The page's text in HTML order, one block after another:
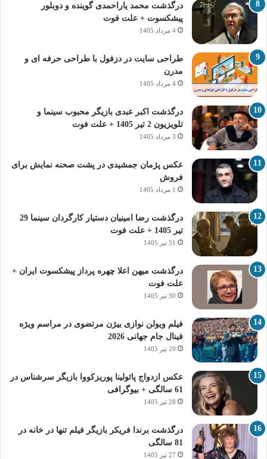
درگذشت محمد یاراحمدی گوینده و دوبلور
پیشکسوت + علت فوت
4 مرداد 1405
طراحی سایت در دزفول با طراحی حرفه‌ ای و
مدرن
4 مرداد 1405
درگذشت اکبر عبدی بازیگر محبوب سینما و
تلویزیون 2 تیر 1405 + علت فوت
3 مرداد 1405
عکس پژمان جمشیدی در پشت صحنه نمایش برای
فروش
1 مرداد 1405
درگذشت رضا امینیان دستیار کارگردان سینما 29
تیر 1405 + علت فوت
31 تیر 1405
درگذشت میهن اعلا چهره پرداز پیشکسوت ایران +
علت فوت
30 تیر 1405
فیلم ویولن نوازی بیژن مرتضوی در مراسم ویژه
فینال جام جهانی 2026
29 تیر 1405
عکس ازدواج پائولینا پوریزکووا بازیگر سرشناس در
61 سالگی + بیوگرافی
28 تیر 1405
درگذشت برندا فریکر بازیگر فیلم تنها در خانه در
81 سالگی
27 تیر 1405